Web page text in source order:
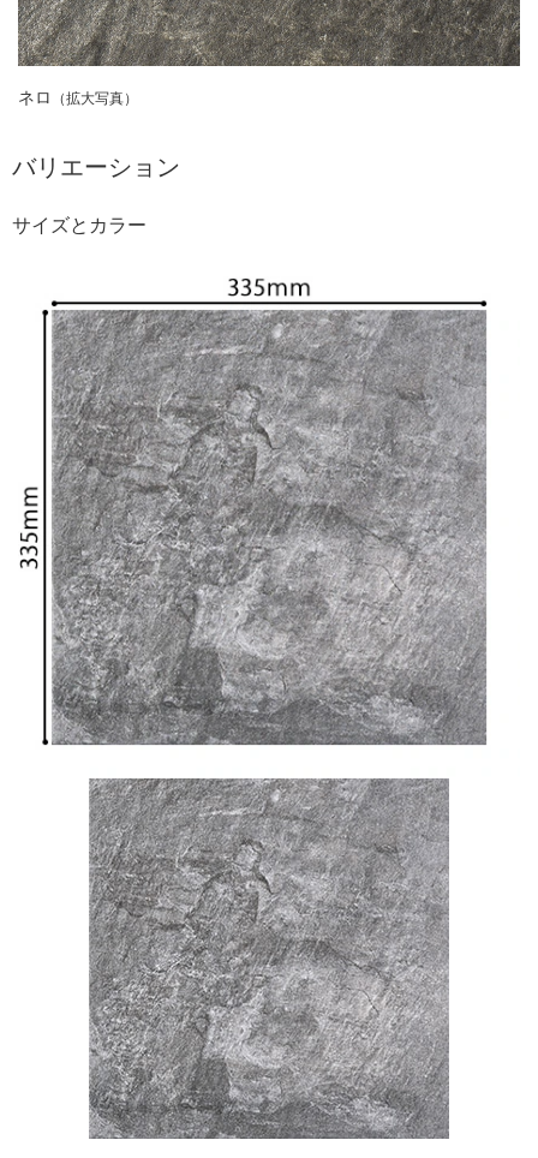
ネロ （拡大写真）
バリエーション
サイズとカラー